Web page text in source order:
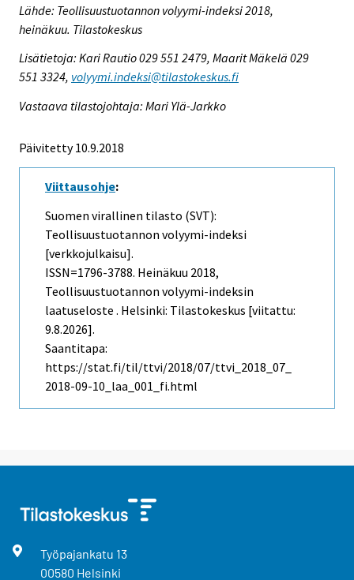
Lähde: Teollisuustuotannon volyymi-indeksi 2018,
heinäkuu. Tilastokeskus
Lisätietoja: Kari Rautio 029 551 2479, Maarit Mäkelä 029
551 3324, volyymi.indeksi@tilastokeskus.fi
Vastaava tilastojohtaja: Mari Ylä-Jarkko
Päivitetty 10.9.2018
Viittausohje:
Suomen virallinen tilasto (SVT):
Teollisuustuotannon volyymi-indeksi
[verkkojulkaisu].
ISSN=1796-3788. Heinäkuu 2018,
Teollisuustuotannon volyymi-indeksin
laatuseloste . Helsinki: Tilastokeskus [viitattu:
9.8.2026].
Saantitapa:
https://stat.fi/til/ttvi/2018/07/ttvi_2018_07_
2018-09-10_laa_001_fi.html
Työpajankatu 13
00580 Helsinki